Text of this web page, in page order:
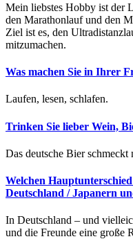
Mein liebstes Hobby ist der
den Marathonlauf und den
Ziel ist es, den
mitzumachen.
Was machen Sie in Ihrer
Laufen, lesen, schlafen.
Trinken Sie lieber Wein,
Das deutsche Bier schmeckt
Welchen
Deutschland / Japanern
In Deutschland – und
und die Freunde eine große